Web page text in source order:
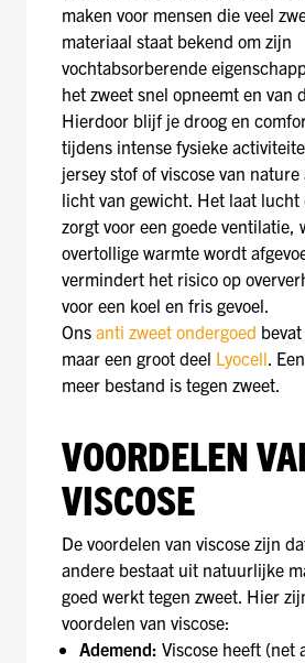
maken voor mensen die veel
materiaal staat bekend om zijn
vochtabsorberende
het zweet snel opneemt en van
Hierdoor blijf je droog en
tijdens intense fysieke
jersey stof of viscose van
licht van gewicht. Het laat
zorgt voor een goede ventilatie,
overtollige warmte wordt
vermindert het risico op
voor een koel en fris gevoel.
Ons anti zweet ondergoed bevat
maar een groot deel Lyocell .
meer bestand is tegen zweet.
VOORDELEN
VISCOSE
De voordelen van viscose zijn
andere bestaat uit natuurlijke
goed werkt tegen zweet. Hier
voordelen van viscose:
Ademend: Viscose heeft (net